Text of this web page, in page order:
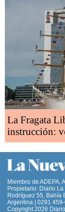
La Fragata
instrucción:
Miembro de ADEPA,
Propietario: Diario
Rodríguez 55, Bahía
Argentina | 0291
Copyright 2026